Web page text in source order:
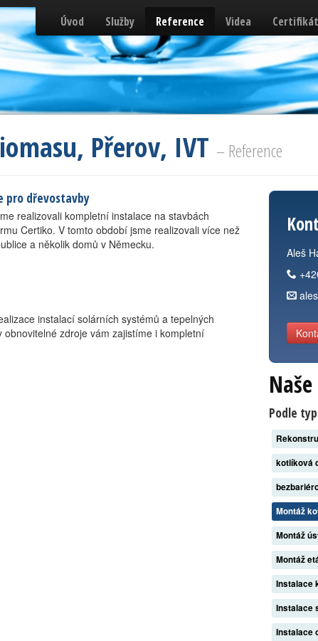
Úvod Služby Reference Videa
Přerov, IVT – Reference
pro dřevostavby
realizovali kompletní instalace na stavbách
Certiko. V tomto období jsme realizovali více než
a několik domů v Německu.
instalací solárních systémů a tepelných
obnovitelné zdroje vám zajistíme i kompletní
Aleš
Podle
kotlíková
Montáž
Montáž
Montáž
Instalace
Instalace
Instalace